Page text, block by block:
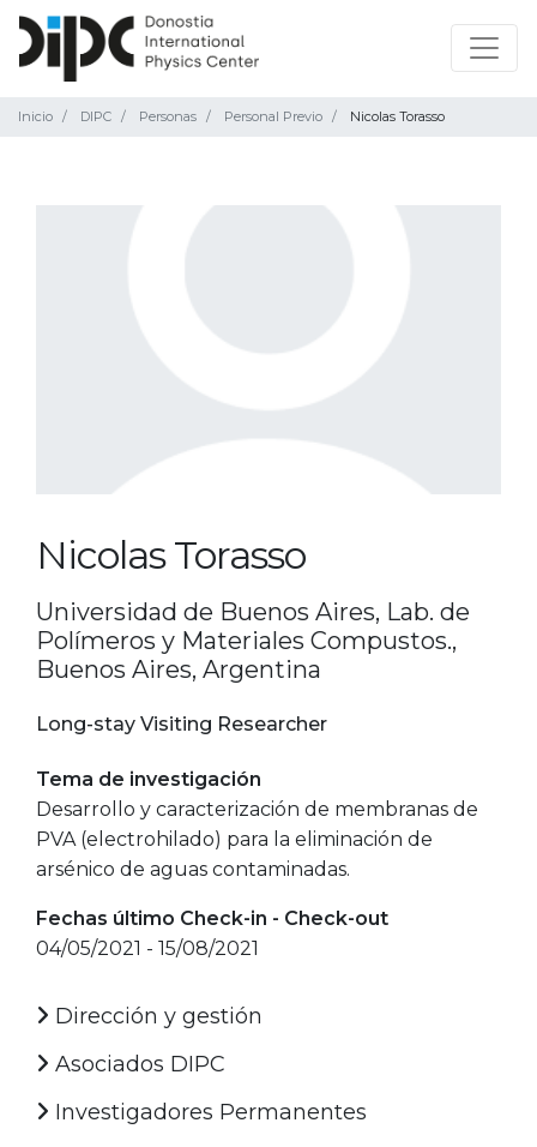
Inicio DIPC Personas Personal Previo Nicolas Torasso
Nicolas Torasso
Universidad de Buenos Aires, Lab. de
Polímeros y Materiales Compustos.,
Buenos Aires, Argentina
Long-stay Visiting Researcher
Tema de investigación
Desarrollo y caracterización de membranas de
PVA (electrohilado) para la eliminación de
arsénico de aguas contaminadas.
Fechas último Check-in - Check-out
04/05/2021 - 15/08/2021
Dirección y gestión
Asociados DIPC
Investigadores Permanentes